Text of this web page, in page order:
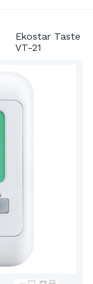
Ekostar Taste
VT-21